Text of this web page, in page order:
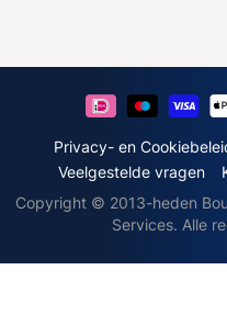
e
o
z
Privacy- en
Veelgestelde vragen
Copyright © 2013-heden
Services. Alle